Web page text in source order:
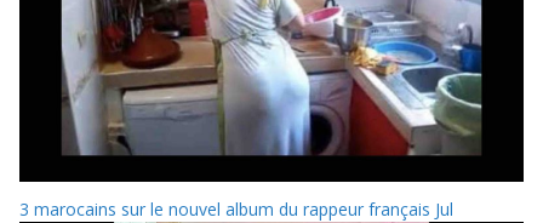
3 marocains sur le nouvel album du rappeur français Jul